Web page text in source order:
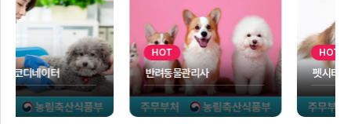
HOT
반려동물관리사
HOT
펫시터